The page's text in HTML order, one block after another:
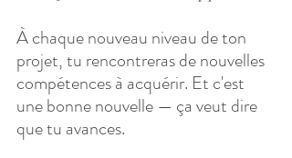
À chaque nouveau niveau de ton
projet, tu rencontreras de nouvelles
compétences à acquérir. Et c'est
une bonne nouvelle — ça veut dire
que tu avances.